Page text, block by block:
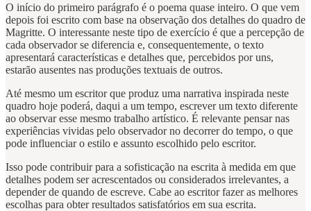
O início do primeiro parágrafo é o poema quase inteiro. O que vem
depois foi escrito com base na observação dos detalhes do quadro de
Magritte. O interessante neste tipo de exercício é que a percepção de
cada observador se diferencia e, consequentemente, o texto
apresentará características e detalhes que, percebidos por uns,
estarão ausentes nas produções textuais de outros.
Até mesmo um escritor que produz uma narrativa inspirada neste
quadro hoje poderá, daqui a um tempo, escrever um texto diferente
ao observar esse mesmo trabalho artístico. É relevante pensar nas
experiências vividas pelo observador no decorrer do tempo, o que
pode influenciar o estilo e assunto escolhido pelo escritor.
Isso pode contribuir para a sofisticação na escrita à medida em que
detalhes podem ser acrescentados ou considerados irrelevantes, a
depender de quando de escreve. Cabe ao escritor fazer as melhores
escolhas para obter resultados satisfatórios em sua escrita.